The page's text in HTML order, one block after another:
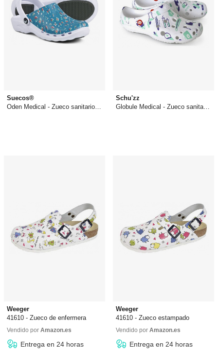
Suecos®
Oden Medical - Zueco sanitario estampado
Schu'zz
Globule Medical - Zueco sanitario estampado
Weeger
41610 - Zueco de enfermera
49,95 €
Vendido porAmazon.es
Entrega en 24 horas
Weeger
41610 - Zueco estampado
49,95 €
Vendido por Amazon.es
Entrega en 24 horas